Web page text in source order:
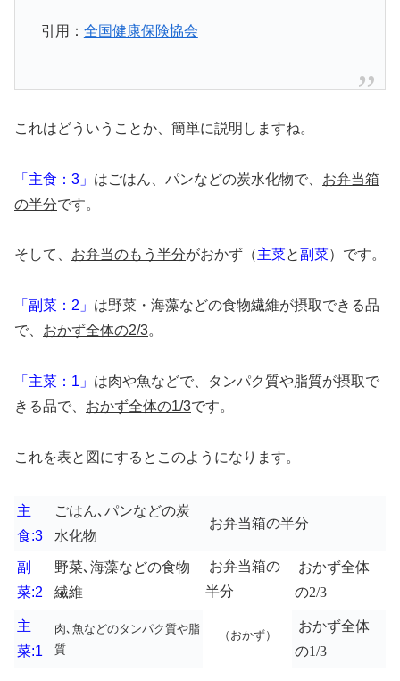
引用： 全国健康保険協会
これはどういうことか、簡単に説明しますね。
「主食：3」 はごはん、パンなどの炭水化物で、 お弁当箱
の半分です。
そして、 お弁当のもう半分がおかず（主菜と副菜）です。
「副菜：2」 は野菜・海藻などの食物繊維が摂取できる品
で、 おかず全体の2/3。
「主菜：1」 は肉や魚などで、タンパク質や脂質が摂取で
きる品で、 おかず全体の1/3です。
これを表と図にするとこのようになります。
主
食:3
ごはん､パンなどの炭
水化物
お弁当箱の半分
副
菜:2
野菜､海藻などの食物
繊維
お弁当箱の
半分
（おかず）
おかず全体
の2/3
主
菜:1
肉､魚などのタンパク質や脂
質
おかず全体
の1/3